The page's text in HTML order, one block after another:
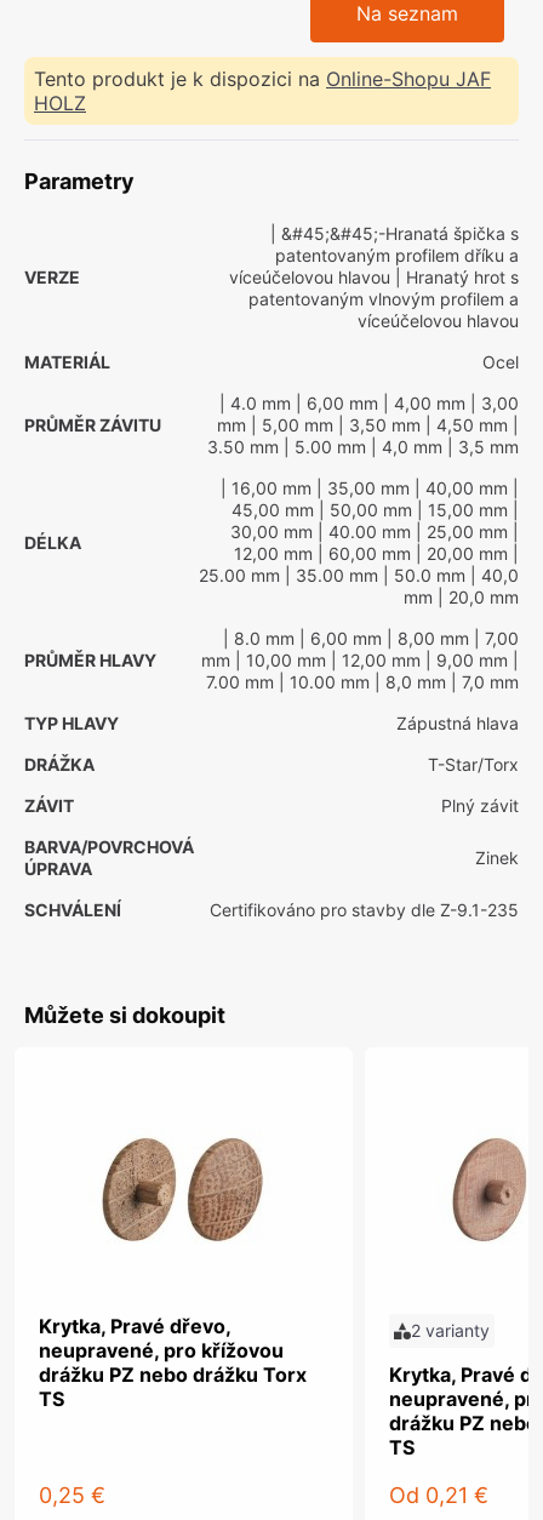
Na seznam
Tento produkt je k dispozici na Online-Shopu JAF
HOLZ
Parametry
VERZE
| &#45;&#45;-Hranatá špička s
patentovaným profilem dříku a
víceúčelovou hlavou | Hranatý hrot s
patentovaným vlnovým profilem a
víceúčelovou hlavou
MATERIÁL
Ocel
PRŮMĚR ZÁVITU
| 4.0 mm | 6,00 mm | 4,00 mm | 3,00
mm | 5,00 mm | 3,50 mm | 4,50 mm
3.50 mm | 5.00 mm | 4,0 mm | 3,5 mm
DÉLKA
| 16,00 mm | 35,00 mm | 40,00 mm
45,00 mm | 50,00 mm | 15,00 mm
30,00 mm | 40.00 mm | 25,00 mm
12,00 mm | 60,00 mm | 20,00 mm
25.00 mm | 35.00 mm | 50.0 mm | 40,0
mm | 20,0 mm
PRŮMĚR HLAVY
| 8.0 mm | 6,00 mm | 8,00 mm | 7,00
mm | 10,00 mm | 12,00 mm | 9,00 mm
7.00 mm | 10.00 mm | 8,0 mm | 7,0 mm
TYP HLAVY
Zápustná hlava
DRÁŽKA
T-Star/Torx
ZÁVIT
Plný závit
BARVA/POVRCHOVÁ
ÚPRAVA
Zinek
SCHVÁLENÍ Certifikováno pro stavby dle Z-9.1-235
Můžete si dokoupit
Krytka, Pravé dřevo,
neupravené, pro křížovou
drážku PZ nebo drážku Torx
TS
0,25 €
2 varianty
Krytka, Pravé
neupravené,
drážku PZ
TS
Od 0,21 €